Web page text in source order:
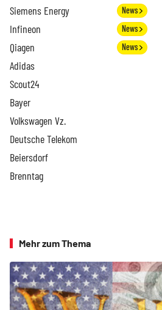
Siemens Energy News
Infineon News
Qiagen News
Adidas
Scout24
Bayer
Volkswagen Vz.
Deutsche Telekom
Beiersdorf
Brenntag
Mehr zum Thema